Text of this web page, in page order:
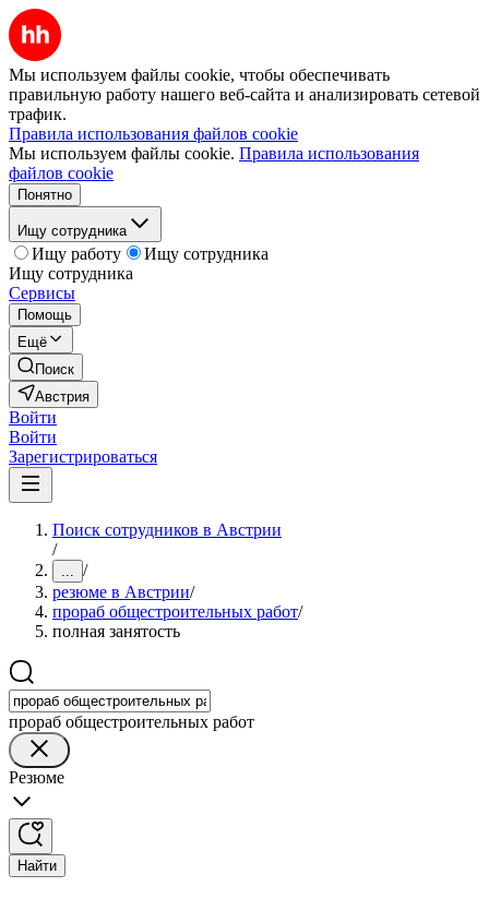
Мы используем файлы cookie, чтобы обеспечивать
правильную работу нашего веб-сайта и анализировать сетевой
трафик.
Правила использования файлов cookie
Мы используем файлы cookie. Правила использования
файлов cookie
Понятно
Ищу сотрудника
Ищу работу
Ищу сотрудника
Ищу сотрудника
Сервисы
Помощь
Ещё
Поиск
Австрия
Войти
Войти
Зарегистрироваться
Поиск сотрудников в Австрии
/
... /
резюме в Австрии/
прораб общестроительных работ/
полная занятость
прораб общестроительных работ
Резюме
Найти